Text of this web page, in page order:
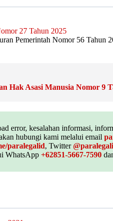
27 Tahun 2025
Pemerintah Nomor 56
Hak Asasi Manusia Nomor 9
error, kesalahan informasi,
hubungi kami melalui email
paralegalid, Twitter
WhatsApp +62851-5667-7590